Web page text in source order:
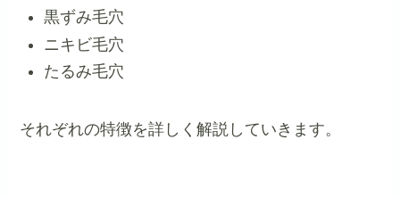
黒ずみ毛穴
ニキビ毛穴
たるみ毛穴
それぞれの特徴を詳しく解説していきます。